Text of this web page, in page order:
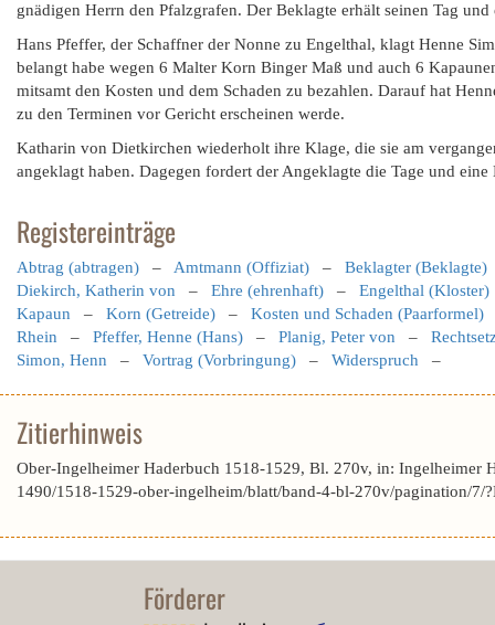
gnädigen Herrn den Pfalzgrafen. Der Beklagte erhält seinen Tag
Hans Pfeffer, der Schaffner der Nonne zu Engelthal, klagt Henne
belangt habe wegen 6 Malter Korn Binger Maß und auch 6
mitsamt den Kosten und dem Schaden zu bezahlen. Darauf hat
zu den Terminen vor Gericht erscheinen werde.
Katharin von Dietkirchen wiederholt ihre Klage, die sie am
angeklagt haben. Dagegen fordert der Angeklagte die Tage und
Registereinträge
Abtrag (abtragen) – Amtmann (Offiziat) – Beklagter (Beklagte)
Diekirch, Katherin von – Ehre (ehrenhaft) – Engelthal (Kloster)
Kapaun – Korn (Getreide) – Kosten und Schaden (Paarformel)
Rhein – Pfeffer, Henne (Hans) – Planig, Peter von –
Simon, Henn – Vortrag (Vorbringung) – Widerspruch –
Zitierhinweis
Ober-Ingelheimer Haderbuch 1518-1529, Bl. 270v, in: Ingelheimer
1490/1518-1529-ober-ingelheim/blatt/band-4-bl-270v/pagination/
Förderer